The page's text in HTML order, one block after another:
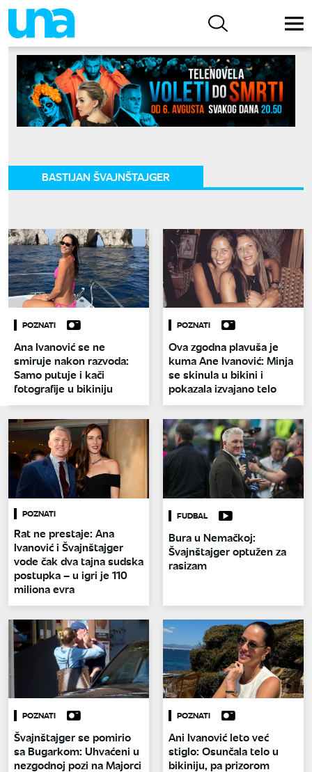
BASTIJAN ŠVAJNŠTAJGER
POZNATI
Ana Ivanović se ne
smiruje nakon razvoda:
Samo putuje i kači
fotografije u bikiniju
POZNATI
Ova zgodna plavuša je
kuma Ane Ivanović: Minja
se skinula u bikini i
pokazala izvajano telo
POZNATI
Rat ne prestaje: Ana
Ivanović i Švajnštajger
vode čak dva tajna sudska
postupka – u igri je 110
miliona evra
FUDBAL
Bura u Nemačkoj:
Švajnštajger optužen za
rasizam
POZNATI
Švajnštajger se pomirio
sa Bugarkom: Uhvaćeni u
nezgodnoj pozi na Majorci
POZNATI
Ani Ivanović leto već
stiglo: Osunčala telo u
bikiniju, pa prizorom